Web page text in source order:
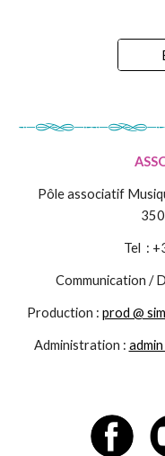
Pôle associatif
Tel :
Communication /
Production : prod @
Administration :